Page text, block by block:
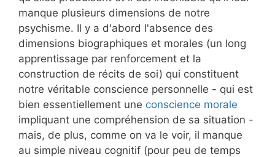
manque plusieurs dimensions de notre
psychisme. Il y a d'abord l'absence des
dimensions biographiques et morales (un long
apprentissage par renforcement et la
construction de récits de soi) qui constituent
notre véritable conscience personnelle - qui est
bien essentiellement une conscience morale
impliquant une compréhension de sa situation -
mais, de plus, comme on va le voir, il manque
au simple niveau cognitif (pour peu de temps